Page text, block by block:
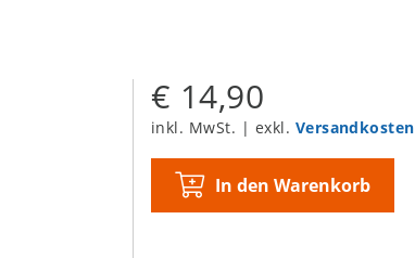
€ 14,90
inkl. MwSt. | exkl. Versandkosten
In den Warenkorb